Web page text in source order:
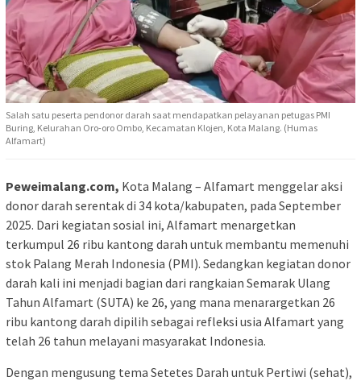
Salah satu peserta pendonor darah saat mendapatkan pelayanan petugas PMI
Buring, Kelurahan Oro-oro Ombo, Kecamatan Klojen, Kota Malang. (Humas
Alfamart)
Peweimalang.com, Kota Malang – Alfamart menggelar aksi
donor darah serentak di 34 kota/kabupaten, pada September
2025. Dari kegiatan sosial ini, Alfamart menargetkan
terkumpul 26 ribu kantong darah untuk membantu memenuhi
stok Palang Merah Indonesia (PMI). Sedangkan kegiatan donor
darah kali ini menjadi bagian dari rangkaian Semarak Ulang
Tahun Alfamart (SUTA) ke 26, yang mana menarargetkan 26
ribu kantong darah dipilih sebagai refleksi usia Alfamart yang
telah 26 tahun melayani masyarakat Indonesia.
Dengan mengusung tema Setetes Darah untuk Pertiwi (sehat),